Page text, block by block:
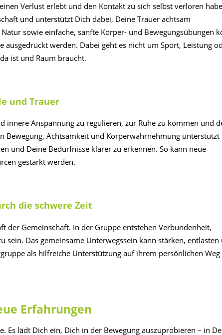
Verlust erlebt und den Kontakt zu sich selbst verloren
und unterstützt Dich dabei, Deine Trauer achtsam
sowie einfache, sanfte Körper- und Bewegungsübungen
werden. Dabei geht es nicht um Sport, Leistung
ist und Raum braucht.
und Trauer
innere Anspannung zu regulieren, zur Ruhe zu kommen und
Achtsamkeit und Körperwahrnehmung unterstützt
und Deine Bedürfnisse klarer zu erkennen. So kann neue
gestärkt werden.
die schwere Zeit
der Gemeinschaft. In der Gruppe entstehen Verbundenheit,
Das gemeinsame Unterwegssein kann stärken, entlasten
als hilfreiche Unterstützung auf ihrem persönlichen
Erfahrungen
Es lädt Dich ein, Dich in der Bewegung auszuprobieren – in